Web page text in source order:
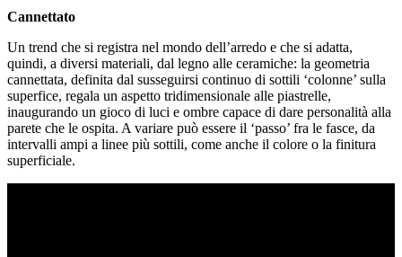
Cannettato
Un trend che si registra nel mondo dell’arredo e che si adatta,
quindi, a diversi materiali, dal legno alle ceramiche: la geometria
cannettata, definita dal susseguirsi continuo di sottili ‘colonne’ sulla
superfice, regala un aspetto tridimensionale alle piastrelle,
inaugurando un gioco di luci e ombre capace di dare personalità alla
parete che le ospita. A variare può essere il ‘passo’ fra le fasce, da
intervalli ampi a linee più sottili, come anche il colore o la finitura
superficiale.